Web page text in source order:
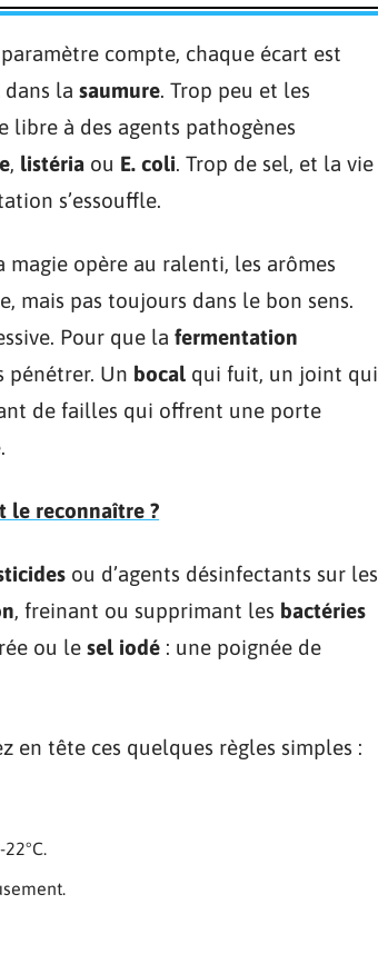
compte, chaque écart est
dans la saumure. Trop peu et les
à des agents pathogènes
, listéria ou E. coli. Trop de sel, et la vie
s’essouffle.
magie opère au ralenti, les arômes
mais pas toujours dans le bon sens.
Pour que la fermentation
pénétrer. Un bocal qui fuit, un joint qui
de failles qui offrent une porte
le reconnaître ?
ou d’agents désinfectants sur les
, freinant ou supprimant les bactéries
ou le sel iodé : une poignée de
en tête ces quelques règles simples :